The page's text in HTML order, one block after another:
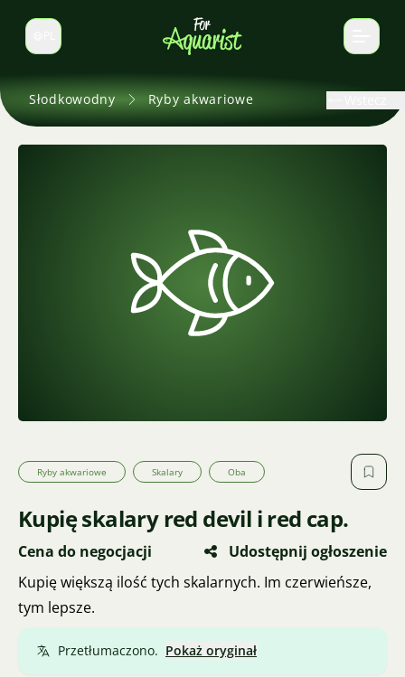
Zmień język
Słodkowodny Ryby akwariowe
Ryby akwariowe Skalary Oba
Kupię skalary red devil i red cap.
Cena do negocjacji
Udostępnij ogłoszenie
Kupię większą ilość tych skalarnych. Im czerwieńsze,
tym lepsze.
Przetłumaczono. Pokaż oryginał